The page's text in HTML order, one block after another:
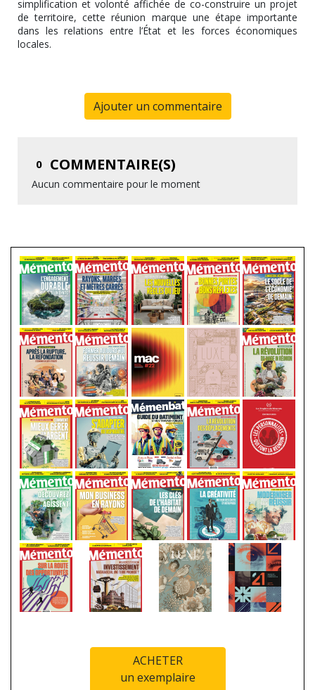
simplification et volonté affichée de co-construire un projet
de territoire, cette réunion marque une étape importante
dans les relations entre l’État et les forces économiques
locales.
Ajouter un commentaire
0 COMMENTAIRE(S)
Aucun commentaire pour le moment
ACHETER
un exemplaire